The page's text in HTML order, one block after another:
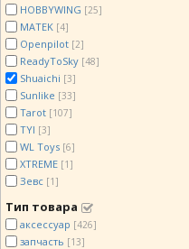
HOBBYWING [25]
MATEK [4]
Openpilot [2]
ReadyToSky [48]
Shuaichi [3]
Sunlike [33]
Tarot [107]
TYI [3]
WL Toys [6]
XTREME [1]
Зевс [1]
Тип товара
аксессуар [426]
запчасть [13]